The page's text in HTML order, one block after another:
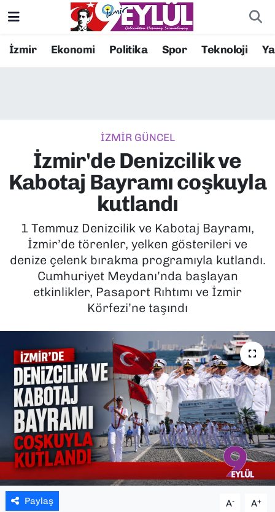
İzmir Ekonomi Politika Spor Teknoloji
İZMİR GÜNCEL
İzmir'de Denizcilik ve
Kabotaj Bayramı coşkuyla
kutlandı
1 Temmuz Denizcilik ve Kabotaj Bayramı,
İzmir’de törenler, yelken gösterileri ve
denize çelenk bırakma programıyla kutlandı.
Cumhuriyet Meydanı’nda başlayan
etkinlikler, Pasaport Rıhtımı ve İzmir
Körfezi’ne taşındı
Paylaş A- A+
Resmi İlanlar
EKONOMİ
KÜLTÜR SANAT
MAGAZİN
POLİTİKA
SAĞLIK
SPOR
TEKNOLOJİ
YAŞAM
YEREL YÖNETİMLER
Konak Nöbetçi Eczaneler
Süper Lig Puan Durumu ve Fikstür
Tüm Manşetler
Son Dakika Haberleri
Haber Arşivi